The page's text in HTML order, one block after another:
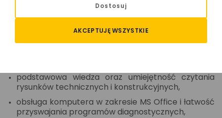
wykształcenie co najmniej zawodowe o danej
specjalności (certyfikaty i kursy zawodowe
z zakresu obsługi obrabiarek skrawających),
mile widziane kursy zawodowe lub znajomość
podstawowa wiedza oraz umiejętność czytania
rysunków technicznych i konstrukcyjnych,
obsługa komputera w zakresie MS Office i łatwość
przyswajania programów diagnostycznych,
Dostosuj
AKCEPTUJĘ WSZYSTKIE